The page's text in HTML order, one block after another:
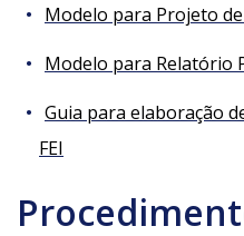
Modelo para Projeto
Modelo para Relatório
Guia para elaboração
FEI